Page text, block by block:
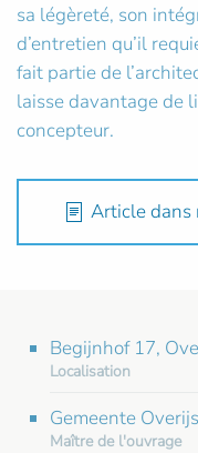
sa légèreté, son
d’entretien qu’il
fait partie de
laisse davantage de
concepteur.
Article dans
Begijnhof 17,
Localisation
Gemeente
Maître de l'ouvrage